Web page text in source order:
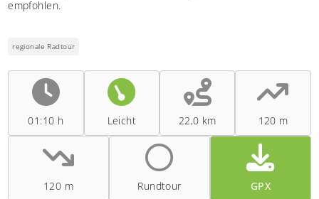
empfohlen.
regionale Radtour
01:10 h Leicht 22,0 km 120 m
120 m Rundtour GPX